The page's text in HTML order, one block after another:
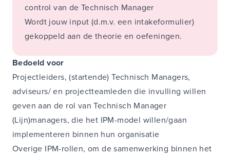
control van de Technisch Manager
Wordt jouw input (d.m.v. een intakeformulier)
gekoppeld aan de theorie en oefeningen.
Bedoeld voor
Projectleiders, (startende) Technisch Managers,
adviseurs/ en projectteamleden die invulling willen
geven aan de rol van Technisch Manager
(Lijn)managers, die het IPM-model willen/gaan
implementeren binnen hun organisatie
​Overige IPM-rollen, om de samenwerking binnen het